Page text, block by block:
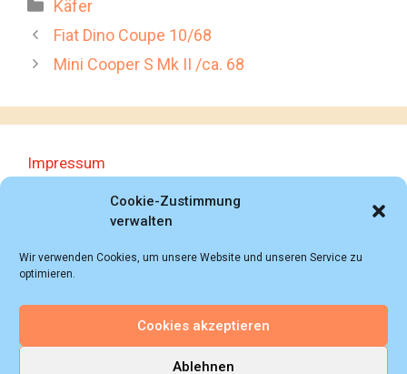
Cookie-Zustimmung
verwalten
Wir verwenden Cookies, um unsere Website und unseren Service zu
optimieren.
Cookies akzeptieren
Ablehnen
Käfer
Fiat Dino Coupe 10/68
Mini Cooper S Mk II /ca. 68
Impressum
Datenschutzerklärung
© 2018 - 2026 Autoprospektesammlung (Bernd